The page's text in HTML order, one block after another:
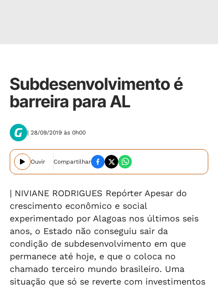
Subdesenvolvimento é
barreira para AL
| 28/09/2019 às 0h00
Ouvir Compartilhar
| NIVIANE RODRIGUES Repórter Apesar do
crescimento econômico e social
experimentado por Alagoas nos últimos seis
anos, o Estado não conseguiu sair da
condição de subdesenvolvimento em que
permanece até hoje, e que o coloca no
chamado terceiro mundo brasileiro. Uma
situação que só se reverte com investimentos